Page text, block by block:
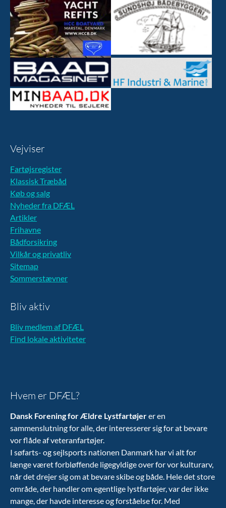
Vejviser
Fartøjsregister
Klassisk Træbåd
Køb og salg
Nyheder fra DFÆL
Artikler
Frihavne
Bådforsikring
Vilkår og privatliv
Sitemap
Sommerstævner
Bliv aktiv
Bliv medlem af DFÆL
Find lokale aktiviteter
Hvem er DFÆL?
Dansk Forening for Ældre Lystfartøjerer en
sammenslutning for alle, der interesserer sig for at bevare
vor flåde af veteranfartøjer.
I søfarts- og sejlsports nationen Danmark har vi alt for
længe været forbløffende ligegyldige over for vor kulturarv,
når det drejer sig om at bevare skibe og både. Hele det store
område, der handler om egentlige lystfartøjer, var der ikke
mange, der havde interesse og forståelse for. Med